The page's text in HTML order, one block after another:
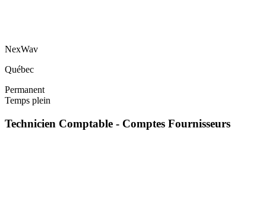
NexWav
Québec
Permanent
Temps plein
Technicien Comptable - Comptes Fournisseurs